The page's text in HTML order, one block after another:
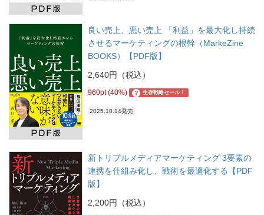
良い売上、悪い売上 「利益」を最大化し持続
させるマーケティングの根幹（MarkeZine
BOOKS）【PDF版】
2,640円（税込）
960pt (40%) ? 生存戦略セール！
2025.10.14発売
新トリプルメディアマーケティング 3要素の
連携を仕組み化し、戦術を最適化する【PDF
版】
2,200円（税込）